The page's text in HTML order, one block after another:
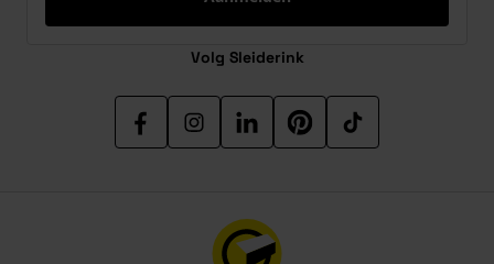
Volg Sleiderink